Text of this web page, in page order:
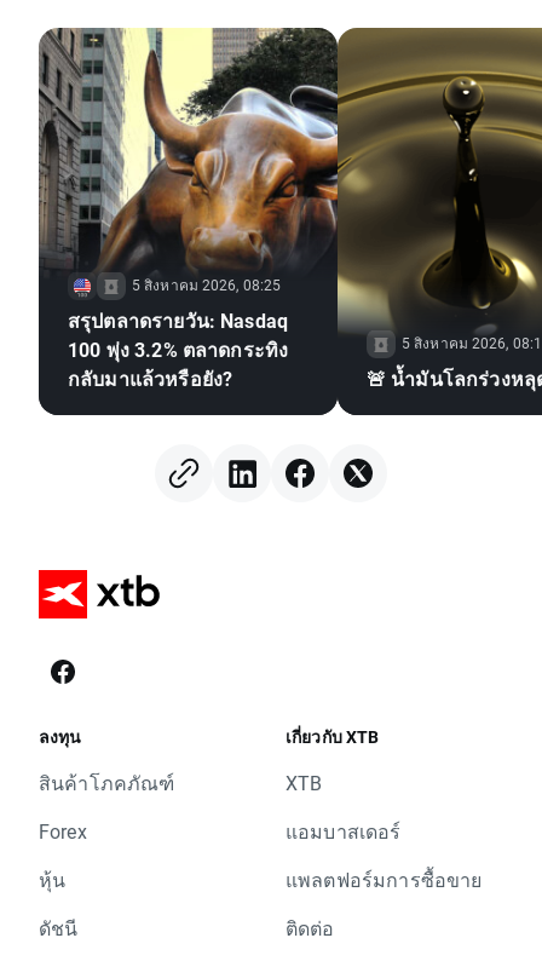
5 สิงหาคม 2026, 08:25
สรุปตลาดรายวัน: Nasdaq
100 พุ่ง 3.2% ตลาดกระทิง
กลับมาแล้วหรือยัง?
5 สิงหาคม 2026,
🚨 น้ำมันโลกร่วงหลุ
ลงทุน
สินค้าโภคภัณฑ์
Forex
หุ้น
ดัชนี
เกี่ยวกับ XTB
XTB
แอมบาสเดอร์
แพลตฟอร์มการซื้อขาย
ติดต่อ